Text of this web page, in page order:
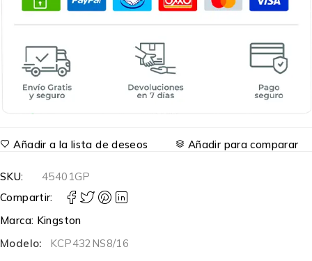
Añadir a la lista de deseos Añadir para comparar
SKU:
45401GP
Compartir:
Marca: Kingston
Modelo:
KCP432NS8/16